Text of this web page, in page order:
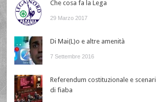
Che cosa fa la Lega
29 Marzo 2017
Di Mai(L)o e altre amenità
7 Settembre 2016
Referendum costituzionale e scenari
di fiaba